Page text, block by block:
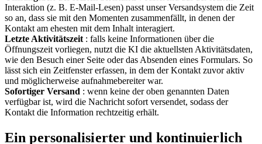
Interaktion (z. B. E-Mail-Lesen) passt unser Versandsystem die Zeit
so an, dass sie mit den Momenten zusammenfällt, in denen der
Kontakt am ehesten mit dem Inhalt interagiert.
Letzte Aktivitätszeit : falls keine Informationen über die
Öffnungszeit vorliegen, nutzt die KI die aktuellsten Aktivitätsdaten,
wie den Besuch einer Seite oder das Absenden eines Formulars. So
lässt sich ein Zeitfenster erfassen, in dem der Kontakt zuvor aktiv
und möglicherweise aufnahmebereiter war.
Sofortiger Versand : wenn keine der oben genannten Daten
verfügbar ist, wird die Nachricht sofort versendet, sodass der
Kontakt die Information rechtzeitig erhält.
Ein personalisierter und kontinuierlich